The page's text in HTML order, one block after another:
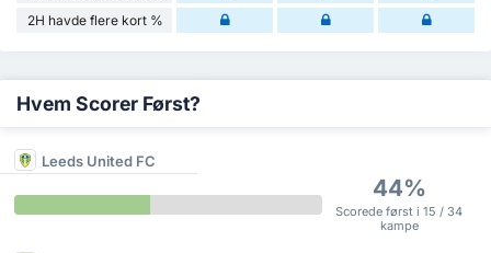
2H havde flere kort %
Hvem Scorer Først?
Leeds United FC
44%
Scorede først i 15 / 34
kampe